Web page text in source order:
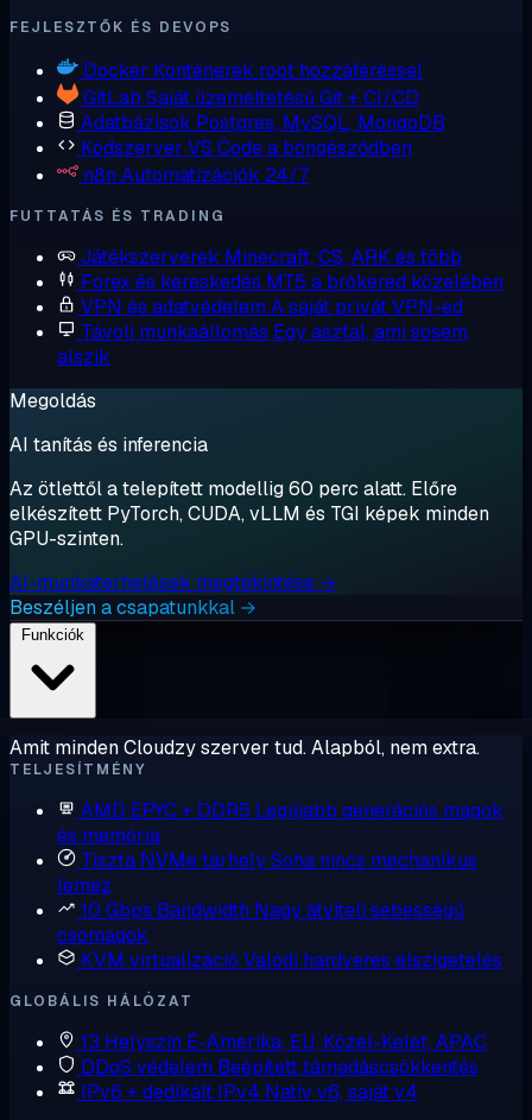
FEJLESZTŐK ÉS DEVOPS
Docker Konténerek root hozzáféréssel
GitLab Saját üzemeltetésű Git + CI/CD
Adatbázisok Postgres, MySQL, MongoDB
Kódszerver VS Code a böngésződben
n8n Automatizációk 24/7
FUTTATÁS ÉS TRADING
Játékszerverek Minecraft, CS, ARK és több
Forex és kereskedés MT5 a brókered közelében
VPN és adatvédelem A saját privát VPN-ed
Távoli munkaállomás Egy asztal, ami sosem
alszik
Megoldás
AI tanítás és inferencia
Az ötlettől a telepített modellig 60 perc alatt. Előre
elkészített PyTorch, CUDA, vLLM és TGI képek minden
GPU-szinten.
AI-munkaterhelések megtekintése →
Beszéljen a csapatunkkal →
Amit minden Cloudzy szerver tud. Alapból, nem extra.
TELJESÍTMÉNY
AMD EPYC + DDR5 Legújabb generációs magok
és memória
Tiszta NVMe tárhelySoha nincs mechanikus
lemez
10 Gbps Bandwidth Nagy átviteli sebességű
csomagok
KVM virtualizáció Valódi hardveres elszigetelés
GLOBÁLIS HÁLÓZAT
13 Helyszín É-Amerika, EU, Közel-Kelet, APAC
DDoS védelem Beépített támadáscsökkentés
IPv6 + dedikált IPv4 Natív v6, saját v4